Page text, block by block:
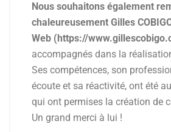
Nous souhaitons également
chaleureusement Gilles
Web (https://
accompagnés dans la
Ses compétences, son
écoute et sa réactivité, ont été
qui ont permises la création de
Un grand merci à lui !